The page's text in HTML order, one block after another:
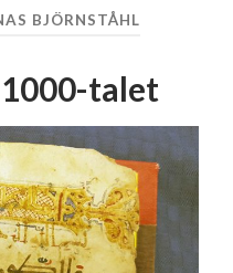
BJÖRNSTÅHL
talet